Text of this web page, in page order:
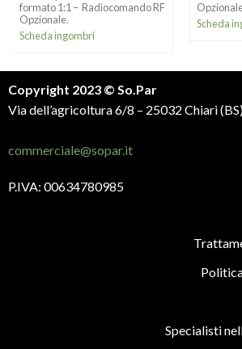
formato 1:1 – Radiocomando RF
Opzionale.
Scheda ingombri
Scheda
Copyright 2023 © So.Par
Via dell’agricoltura 6/8 – 25032 Chiari
commerciale@sopar.it
P.IVA: 00634780985
Specialisti